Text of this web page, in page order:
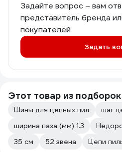
Задайте вопрос – вам
представитель бренда
покупателей
Задать
Этот товар из подборок
Шины для цепных пил
шаг
ширина паза (мм) 1.3
35 см
52 звена Цепи